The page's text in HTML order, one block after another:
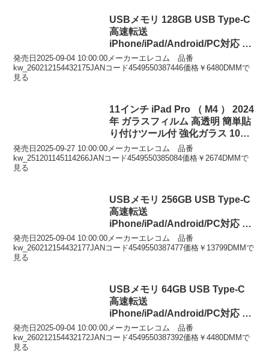
USBメモリ 128GB USB Type-C
高速転送
iPhone/iPad/Android/PC対応 回
転式コネクタ ストラップホール
付 セキュリティ対応 ホワイト
発売日2025-09-04 10:00:00メーカーエレコム 品番
kw_260212154432175JANコード4549550387446価格￥6480DMMで
見る
11インチ iPad Pro （ M4 ） 2024
年 ガラスフィルム 高透明 簡単貼
り付けツール付 強化ガラス 10H
指紋防止 気泡防止 TB-
A25PMFLGGT
発売日2025-09-27 10:00:00メーカーエレコム 品番
kw_251201145114266JANコード4549550385084価格￥2674DMMで
見る
USBメモリ 256GB USB Type-C
高速転送
iPhone/iPad/Android/PC対応 回
転式コネクタ ストラップホール
付 セキュリティ対応 ホワイト
発売日2025-09-04 10:00:00メーカーエレコム 品番
kw_260212154432177JANコード4549550387477価格￥13799DMMで
見る
USBメモリ 64GB USB Type-C
高速転送
iPhone/iPad/Android/PC対応 回
転式コネクタ ストラップホール
付 セキュリティ対応 ホワイト
発売日2025-09-04 10:00:00メーカーエレコム 品番
kw_260212154432172JANコード4549550387392価格￥4480DMMで
見る